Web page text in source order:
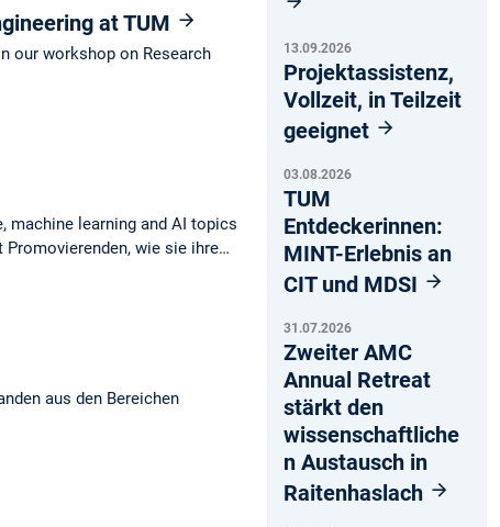
at TUM
our workshop on Research
machine learning and AI topics
wie sie ihre…
aus den Bereichen
13.09.2026
Projektassistenz,
Vollzeit, in Teilzeit
geeignet
03.08.2026
TUM
Entdeckerinnen:
MINT-Erlebnis an
CIT und MDSI
31.07.2026
Zweiter AMC
Annual Retreat
stärkt den
wissenschaftliche
n Austausch in
Raitenhaslach